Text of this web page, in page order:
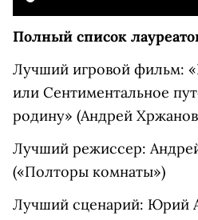
Полный список
Лучший игровой фильм:
или Сентиментальное
родину» (Андрей
Лучший режиссер:
(«Полторы комнаты»)
Лучший сценарий: Юрий